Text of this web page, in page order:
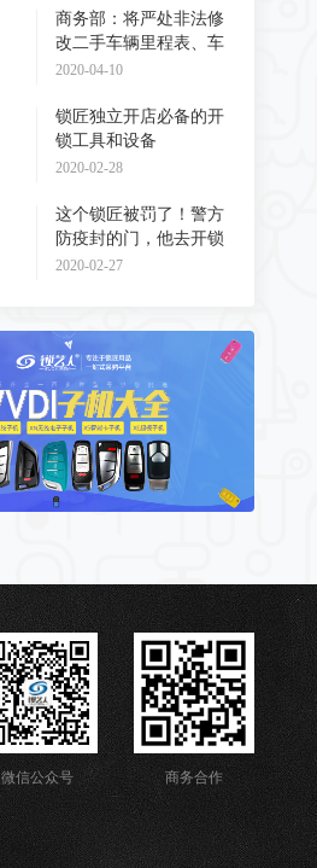
商务部：将严处非法修
改二手车辆里程表、车
辆识别代码和发动
2020-04-10
锁匠独立开店必备的开
锁工具和设备
2020-02-28
这个锁匠被罚了！警方
防疫封的门，他去开锁
了！
2020-02-27
微信公众号 商务合作